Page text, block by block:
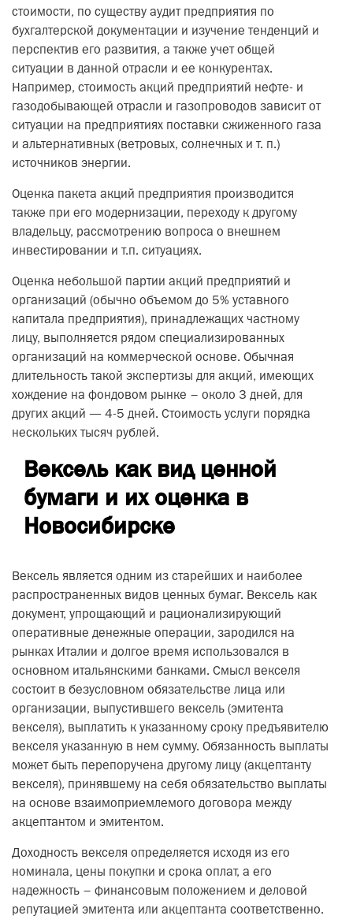
стоимости, по существу аудит предприятия по
бухгалтерской документации и изучение тенденций и
перспектив его развития, а также учет общей
ситуации в данной отрасли и ее конкурентах.
Например, стоимость акций предприятий нефте- и
газодобывающей отрасли и газопроводов зависит от
ситуации на предприятиях поставки сжиженного газа
и альтернативных (ветровых, солнечных и т. п.)
источников энергии.
Оценка пакета акций предприятия производится
также при его модернизации, переходу к другому
владельцу, рассмотрению вопроса о внешнем
инвестировании и т.п. ситуациях.
Оценка небольшой партии акций предприятий и
организаций (обычно объемом до 5% уставного
капитала предприятия), принадлежащих частному
лицу, выполняется рядом специализированных
организаций на коммерческой основе. Обычная
длительность такой экспертизы для акций, имеющих
хождение на фондовом рынке – около 3 дней, для
других акций — 4-5 дней. Стоимость услуги порядка
нескольких тысяч рублей.
Вексель как вид ценной
бумаги и их оценка в
Новосибирске
Вексель является одним из старейших и наиболее
распространенных видов ценных бумаг. Вексель как
документ, упрощающий и рационализирующий
оперативные денежные операции, зародился на
рынках Италии и долгое время использовался в
основном итальянскими банками. Смысл векселя
состоит в безусловном обязательстве лица или
организации, выпустившего вексель (эмитента
векселя), выплатить к указанному сроку предъявителю
векселя указанную в нем сумму. Обязанность выплаты
может быть перепоручена другому лицу (акцептанту
векселя), принявшему на себя обязательство выплаты
на основе взаимоприемлемого договора между
акцептантом и эмитентом.
Доходность векселя определяется исходя из его
номинала, цены покупки и срока оплат, а его
надежность – финансовым положением и деловой
репутацией эмитента или акцептанта соответственно.